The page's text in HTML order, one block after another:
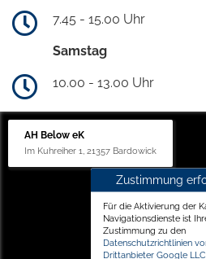
7.45 - 15.00 Uhr
Samstag
10.00 - 13.00 Uhr
AH Below eK
Im Kuhreiher 1, 21357 Bardowick
Zustimmung
Für die Aktivierung der
Navigationsdienste ist
Zustimmung zu den
Datenschutzrichtlinien
Drittanbieter Google LLC